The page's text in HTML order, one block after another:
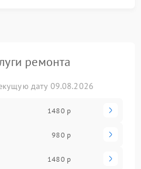
ремонта
дату 09.08.2026
1480 р
980 р
1480 р